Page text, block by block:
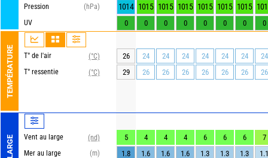
Pression
(hPa)
UV
TEMPÉRATURE T° de l'air
(°C)
T° ressentie
(°C)
Vent au large
(nd)
Mer au large
(m)
1014 1015 1015 1015 1015 1015 1015
0 0 0 0 0 0 0 0
26 24 24 24 24 24 24
24
29
26 26 26 26 26 26 26
5 4 4 4 6 6 6
7
1.8
1.6 1.6 1.6 1.3 1.3 1.3 1.1